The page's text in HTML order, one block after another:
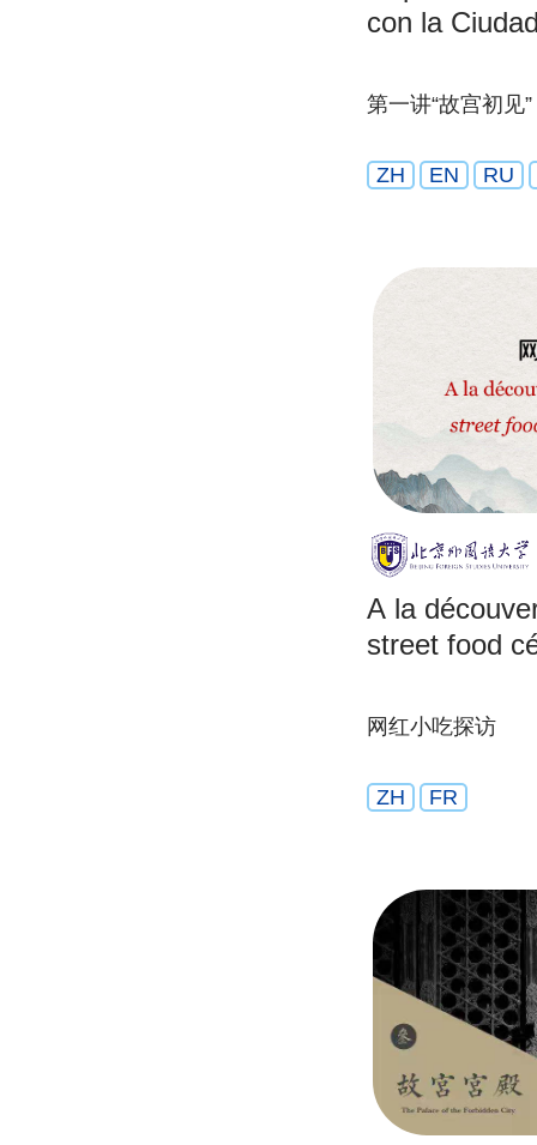
con la
第一讲“故宫初见”
ZH EN RU
A la
street food
网红小吃探访
ZH FR